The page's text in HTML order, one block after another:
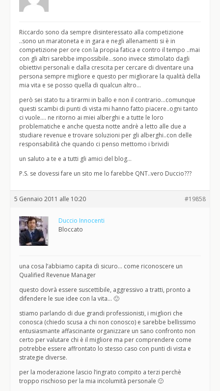
Riccardo sono da sempre disinteressato alla competizione
..sono un maratoneta e in gara e negli allenamenti si è in
competizione per ore con la propia fatica e contro il tempo ..mai
con gli altri sarebbe impossibile…sono invece stimolato dagli
obiettivi personali e dalla crescita per cercare di diventare una
persona sempre migliore e questo per migliorare la qualità della
mia vita e se posso quella di qualcun altro…
però sei stato tu a tirarmi in ballo e non il contrario…comunque
questi scambi di punti di vista mi hanno fatto piacere..ogni tanto
ci vuole…. ne ritorno ai miei alberghi e a tutte le loro
problematiche e anche questa notte andrè a letto alle due a
studiare revenue e trovare soluzioni per gli alberghi..con delle
responsabilità che quando ci penso mettomo i brividi
un saluto a te e a tutti gli amici del blog…
P.S. se dovessi fare un sito me lo farebbe QNT..vero Duccio???
5 Gennaio 2011 alle 10:20 #19858
Duccio Innocenti
Bloccato
una cosa l’abbiamo capita di sicuro… come riconoscere un
Qualified Revenue Manager
questo dovrà essere suscettibile, aggressivo a tratti, pronto a
difendere le sue idee con la vita… 🙂
stiamo parlando di due grandi professionisti, i migliori che
conosca (chiedo scusa a chi non conosco) e sarebbe bellissimo
entusiasmante affascinante organizzare un sano confronto non
certo per valutare chi è il migliore ma per comprendere come
potrebbe essere affrontato lo stesso caso con punti di vista e
strategie diverse.
per la moderazione lascio l’ingrato compito a terzi perchè
troppo rischioso per la mia incolumità personale 🙂